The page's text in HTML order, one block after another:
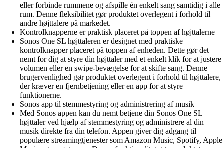
eller forbinde rummene og afspille én enkelt sang samtidig i alle
rum. Denne fleksibilitet gør produktet overlegent i forhold til
andre højttalere på markedet.
Kontrolknapperne er praktisk placeret på toppen af højttalerne
Sonos One SL højttaleren er designet med praktiske
kontrolknapper placeret på toppen af enheden. Dette gør det
nemt for dig at styre din højttaler med et enkelt klik for at justere
volumen eller en swipe-bevægelse for at skifte sang. Denne
brugervenlighed gør produktet overlegent i forhold til højttalere,
der kræver en fjernbetjening eller en app for at styre
funktionerne.
Sonos app til stemmestyring og administrering af musik
Med Sonos appen kan du nemt betjene din Sonos One SL
højttaler ved hjælp af stemmestyring og administrere al din
musik direkte fra din telefon. Appen giver dig adgang til
populære streamingtjenester som Amazon Music, Spotify, Apple